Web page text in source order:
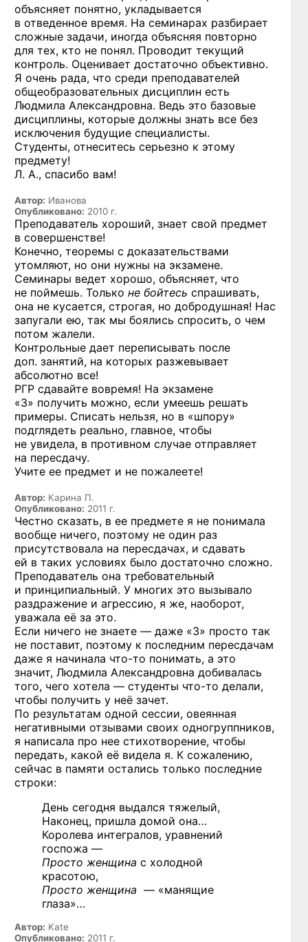
объясняет понятно, укладывается
в отведенное время. На семинарах разбирает
сложные задачи, иногда объясняя повторно
для тех, кто не понял. Проводит текущий
контроль. Оценивает достаточно объективно.
Я очень рада, что среди преподавателей
общеобразовательных дисциплин есть
Людмила Александровна. Ведь это базовые
дисциплины, которые должны знать все без
исключения будущие специалисты.
Студенты, отнеситесь серьезно к этому
предмету!
Л. А., спасибо вам!
Автор: Иванова
Опубликовано: 2010 г.
Преподаватель хороший, знает свой предмет
в совершенстве!
Конечно, теоремы с доказательствами
утомляют, но они нужны на экзамене.
Семинары ведет хорошо, объясняет, что
не поймешь. Только не бойтесь спрашивать,
она не кусается, строгая, но добродушная! Нас
запугали ею, так мы боялись спросить, о чем
потом жалели.
Контрольные дает переписывать после
доп. занятий, на которых разжевывает
абсолютно все!
РГР сдавайте вовремя! На экзамене
«3» получить можно, если умеешь решать
примеры. Списать нельзя, но в «шпору»
подглядеть реально, главное, чтобы
не увидела, в противном случае отправляет
на пересдачу.
Учите ее предмет и не пожалеете!
Автор: Карина П.
Опубликовано: 2011 г.
Честно сказать, в ее предмете я не понимала
вообще ничего, поэтому не один раз
присутствовала на пересдачах, и сдавать
ей в таких условиях было достаточно сложно.
Преподаватель она требовательный
и принципиальный. У многих это вызывало
раздражение и агрессию, я же, наоборот,
уважала её за это.
Если ничего не знаете — даже «3» просто так
не поставит, поэтому к последним пересдачам
даже я начинала что-то понимать, а это
значит, Людмила Александровна добивалась
того, чего хотела — студенты что-то делали,
чтобы получить у неё зачет.
По результатам одной сессии, овеянная
негативными отзывами своих одногруппников,
я написала про нее стихотворение, чтобы
передать, какой её видела я. К сожалению,
сейчас в памяти остались только последние
строки:
День сегодня выдался тяжелый,
Наконец, пришла домой она…
Королева интегралов, уравнений
госпожа —
Просто женщина с холодной
красотою,
Просто женщина — «манящие
глаза»…
Автор: Kate
Опубликовано: 2011 г.